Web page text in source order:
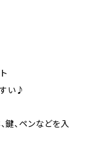
い♪
鍵、ペンなどを入